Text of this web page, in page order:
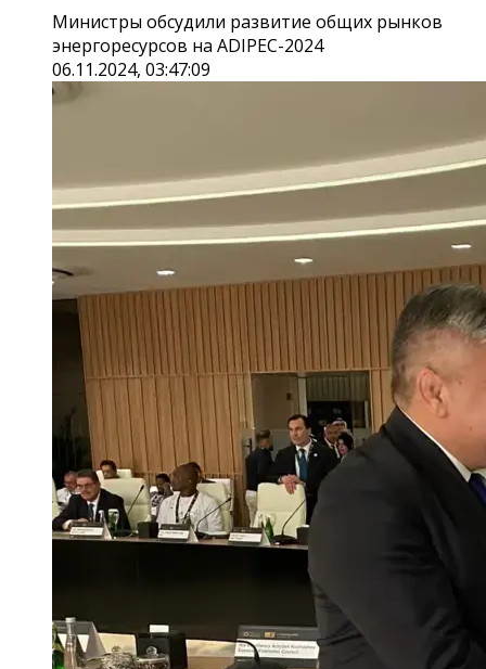
Министры обсудили развитие общих рынков
энергоресурсов на ADIPEC-2024
06.11.2024, 03:47:09